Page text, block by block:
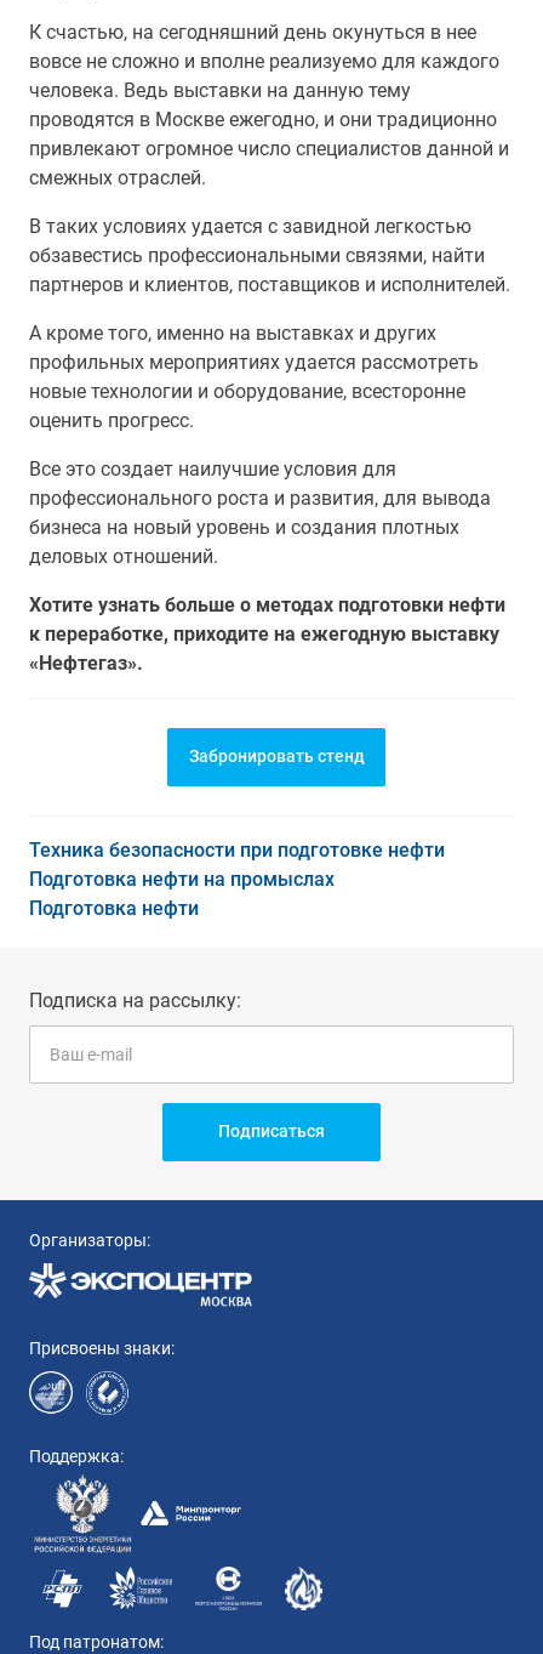
К счастью, на сегодняшний день окунуться в нее
вовсе не сложно и вполне реализуемо для каждого
человека. Ведь выставки на данную тему
проводятся в Москве ежегодно, и они традиционно
привлекают огромное число специалистов данной и
смежных отраслей.
В таких условиях удается с завидной легкостью
обзавестись профессиональными связями, найти
партнеров и клиентов, поставщиков и исполнителей.
А кроме того, именно на выставках и других
профильных мероприятиях удается рассмотреть
новые технологии и оборудование, всесторонне
оценить прогресс.
Все это создает наилучшие условия для
профессионального роста и развития, для вывода
бизнеса на новый уровень и создания плотных
деловых отношений.
Хотите узнать больше о методах подготовки нефти
к переработке, приходите на ежегодную выставку
«Нефтегаз».
Забронировать стенд
Техника безопасности при подготовке нефти
Подготовка нефти на промыслах
Подготовка нефти
Подписка на рассылку:
Подписаться
Организаторы:
Присвоены знаки:
Поддержка:
Под патронатом: